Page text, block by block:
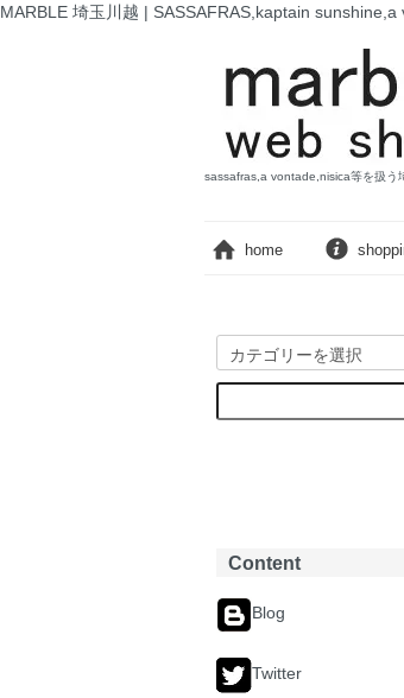
MARBLE 埼玉川越 | SASSAFRAS,kaptain
sassafras,a vontade,nisica等を扱う
home
Content
Blog
Twitter